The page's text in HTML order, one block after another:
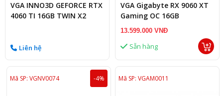
VGA INNO3D GEFORCE RTX
4060 TI 16GB TWIN X2
Liên hệ
VGA Gigabyte RX 9060 XT
Gaming OC 16GB
(R9060XTGAMING
13.599.000 VNĐ
Sẵn hàng
Mã SP: VGNV0074 -4% Mã SP: VGAM0011